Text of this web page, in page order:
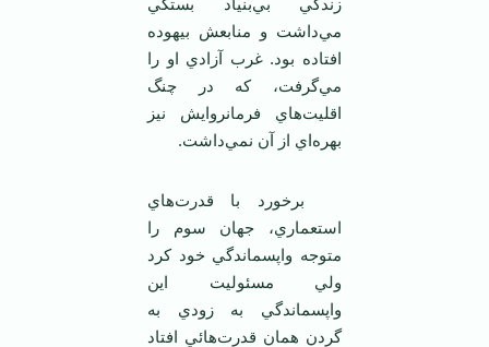
زندگي بي‌بنياد بستگي
مي‌داشت و منابعش بيهوده
افتاده بود. غرب آزادي او را
مي‌گرفت، که در چنگ
اقليت‌هاي فرمانروايش نيز
بهره‌اي از آن نمي‌داشت.
برخورد با قدرت‌هاي
استعماري، جهان سوم را
متوجه واپسماندگي خود کرد
ولي مسئوليت اين
واپسماندگي به زودي به
گردن همان قدرت‌هائي افتاد